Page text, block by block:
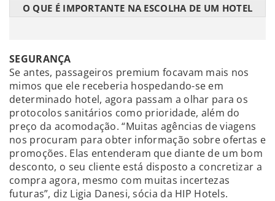
O QUE É IMPORTANTE NA ESCOLHA DE UM HOTEL
SEGURANÇA
Se antes, passageiros premium focavam mais nos
mimos que ele receberia hospedando-se em
determinado hotel, agora passam a olhar para os
protocolos sanitários como prioridade, além do
preço da acomodação. “Muitas agências de viagens
nos procuram para obter informação sobre ofertas e
promoções. Elas entenderam que diante de um bom
desconto, o seu cliente está disposto a concretizar a
compra agora, mesmo com muitas incertezas
futuras”, diz Ligia Danesi, sócia da HIP Hotels.